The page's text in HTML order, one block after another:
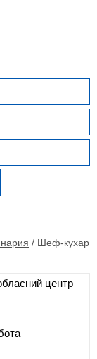
/ Шеф-кухар
центр